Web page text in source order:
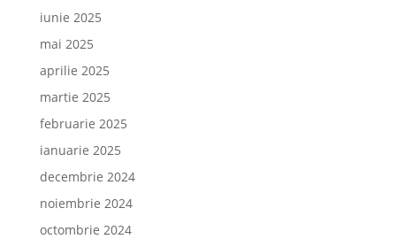
iunie 2025
mai 2025
aprilie 2025
martie 2025
februarie 2025
ianuarie 2025
decembrie 2024
noiembrie 2024
octombrie 2024